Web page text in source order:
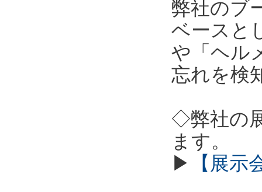
弊社のブ
ベースと
や「ヘル
忘れを検
◇弊社の
ます。
▶
【展